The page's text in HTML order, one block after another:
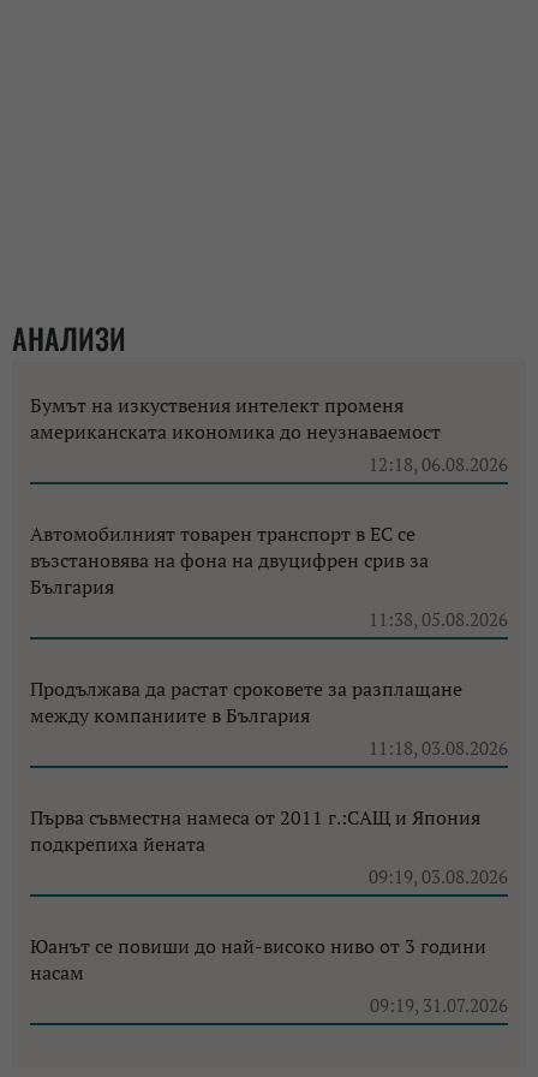
АНАЛИЗИ
Бумът на изкуствения интелект променя
американската икономика до неузнаваемост
12:18, 06.08.2026
Автомобилният товарен транспорт в ЕС се
възстановява на фона на двуцифрен срив за
България
11:38, 05.08.2026
Продължава да растат сроковете за разплащане
между компаниите в България
11:18, 03.08.2026
Първа съвместна намеса от 2011 г.:САЩ и Япония
подкрепиха йената
09:19, 03.08.2026
Юанът се повиши до най-високо ниво от 3 години
насам
09:19, 31.07.2026